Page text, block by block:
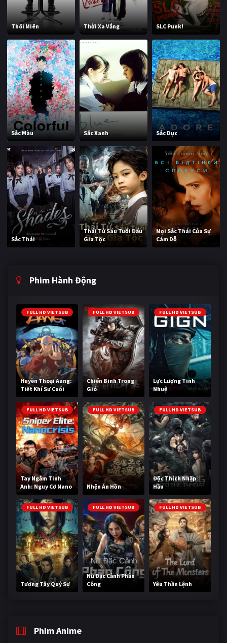
Thôi Miên Thời Xa Vắng SLC Punk!
Sắc Màu Sắc Xanh Sắc Dục
Sắc Thái
Thái Tử Sáu Tuổi Đấu
Gia Tộc
Mọi Sắc Thái Của Sự
Cám Dỗ
Phim Hành Động
FULL HD VIETSUB
Huyền Thoại Aang:
Tiết Khí Sư Cuối
Cùng
FULL HD VIETSUB
Chiến Binh Trong
Gió
FULL HD VIETSUB
Lực Lượng Tinh
Nhuệ
FULL HD VIETSUB
Tay Ngắm Tinh
Anh: Nguy Cơ Nano
FULL HD VIETSUB
Nhện Ăn Hồn
FULL HD VIETSUB
Độc Thích Nhập
Hầu
FULL HD VIETSUB
Tương Tây Quỷ Sự
FULL HD VIETSUB
Nữ Đặc Cảnh Phản
Công
FULL HD VIETSUB
Yêu Thần Lệnh
Phim Anime